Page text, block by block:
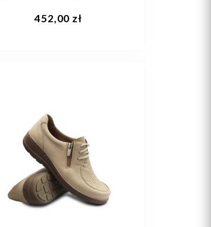
452,00 zł
37 37,5
38 2/3
+3